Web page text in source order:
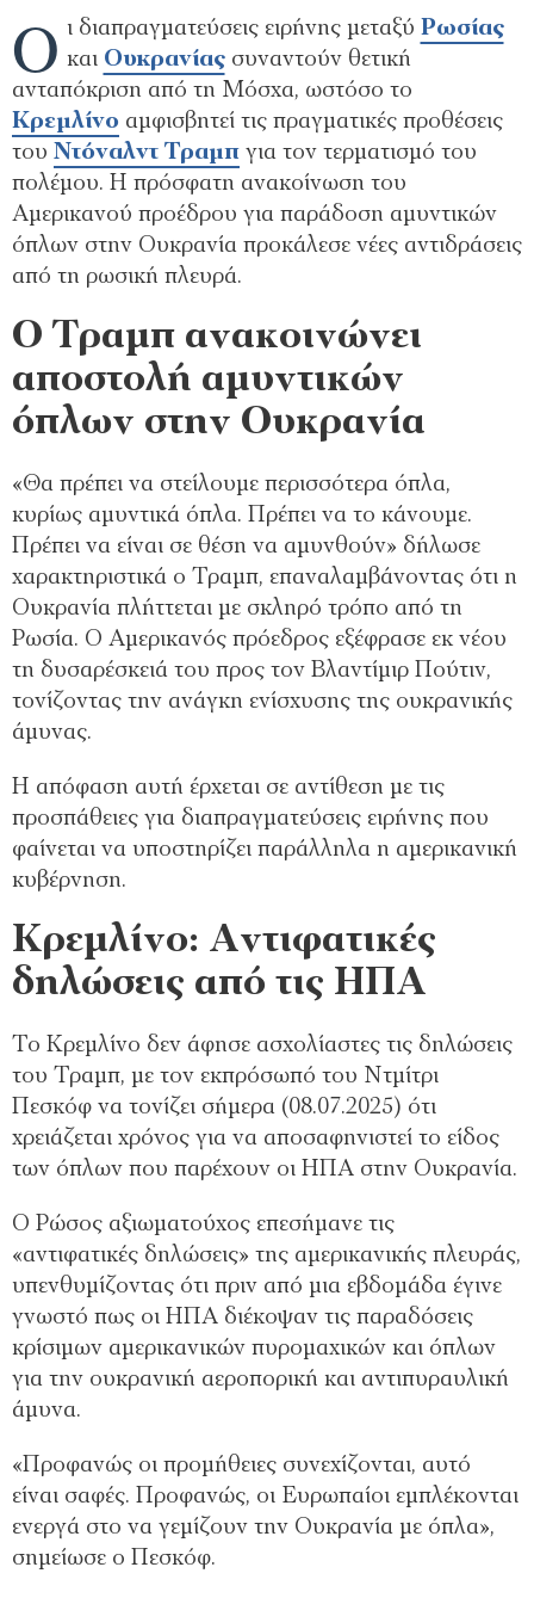
Ο ι διαπραγματεύσεις ειρήνης μεταξύ Ρωσίας
και Ουκρανίαςσυναντούν θετική
ανταπόκριση από τη Μόσχα, ωστόσο το
Κρεμλίνο αμφισβητεί τις πραγματικές προθέσεις
του Ντόναλντ Τραμπ για τον τερματισμό του
πολέμου. Η πρόσφατη ανακοίνωση του
Αμερικανού προέδρου για παράδοση αμυντικών
όπλων στην Ουκρανία προκάλεσε νέες αντιδράσεις
από τη ρωσική πλευρά.
Ο Τραμπ ανακοινώνει
αποστολή αμυντικών
όπλων στην Ουκρανία
«Θα πρέπει να στείλουμε περισσότερα όπλα,
κυρίως αμυντικά όπλα. Πρέπει να το κάνουμε.
Πρέπει να είναι σε θέση να αμυνθούν» δήλωσε
χαρακτηριστικά ο Τραμπ, επαναλαμβάνοντας ότι η
Ουκρανία πλήττεται με σκληρό τρόπο από τη
Ρωσία. Ο Αμερικανός πρόεδρος εξέφρασε εκ νέου
τη δυσαρέσκειά του προς τον Βλαντίμιρ Πούτιν,
τονίζοντας την ανάγκη ενίσχυσης της ουκρανικής
άμυνας.
Η απόφαση αυτή έρχεται σε αντίθεση με τις
προσπάθειες για διαπραγματεύσεις ειρήνης που
φαίνεται να υποστηρίζει παράλληλα η αμερικανική
κυβέρνηση.
Κρεμλίνο: Αντιφατικές
δηλώσεις από τις ΗΠΑ
Το Κρεμλίνο δεν άφησε ασχολίαστες τις δηλώσεις
του Τραμπ, με τον εκπρόσωπό του Ντμίτρι
Πεσκόφ να τονίζει σήμερα (08.07.2025) ότι
χρειάζεται χρόνος για να αποσαφηνιστεί το είδος
των όπλων που παρέχουν οι ΗΠΑ στην Ουκρανία.
Ο Ρώσος αξιωματούχος επεσήμανε τις
«αντιφατικές δηλώσεις» της αμερικανικής πλευράς,
υπενθυμίζοντας ότι πριν από μια εβδομάδα έγινε
γνωστό πως οι ΗΠΑ διέκοψαν τις παραδόσεις
κρίσιμων αμερικανικών πυρομαχικών και όπλων
για την ουκρανική αεροπορική και αντιπυραυλική
άμυνα.
«Προφανώς οι προμήθειες συνεχίζονται, αυτό
είναι σαφές. Προφανώς, οι Ευρωπαίοι εμπλέκονται
ενεργά στο να γεμίζουν την Ουκρανία με όπλα»,
σημείωσε ο Πεσκόφ.